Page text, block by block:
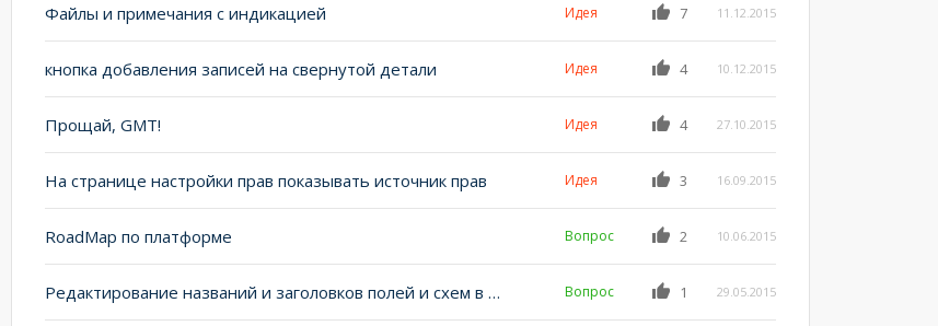
Файлы и примечания с индикацией Идея 7 11.12.2015
кнопка добавления записей на свернутой детали Идея 4 10.12.2015
Прощай, GMT! Идея 4 27.10.2015
На странице настройки прав показывать источник прав Идея 3 16.09.2015
RoadMap по платформе Вопрос 2 10.06.2015
Редактирование названий и заголовков полей и схем в мастерах Вопрос 1 29.05.2015